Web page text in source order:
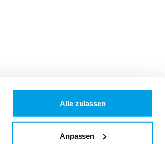
Alle zulassen
Anpassen